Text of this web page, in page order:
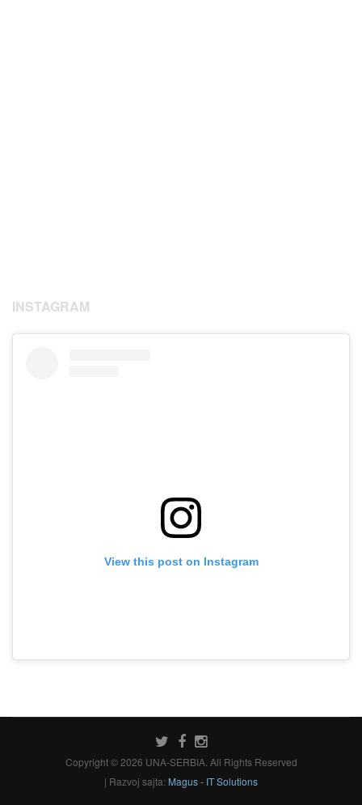
INSTAGRAM
View this post on Instagram
Copyright © 2026 UNA-SERBIA. All Rights Reserved
| Razvoj sajta: Magus - IT Solutions